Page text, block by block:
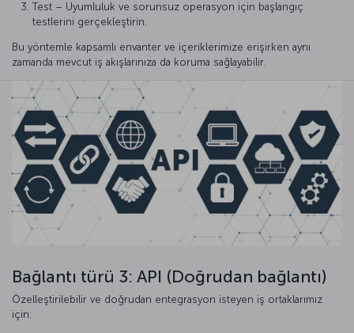
Test – Uyumluluk ve sorunsuz operasyon için başlangıç
testlerini gerçekleştirin.
Bu yöntemle kapsamlı envanter ve içeriklerimize erişirken aynı
zamanda mevcut iş akışlarınıza da koruma sağlayabilir.
Bağlantı türü 3: API (Doğrudan bağlantı)
Özelleştirilebilir ve doğrudan entegrasyon isteyen iş ortaklarımız
için: